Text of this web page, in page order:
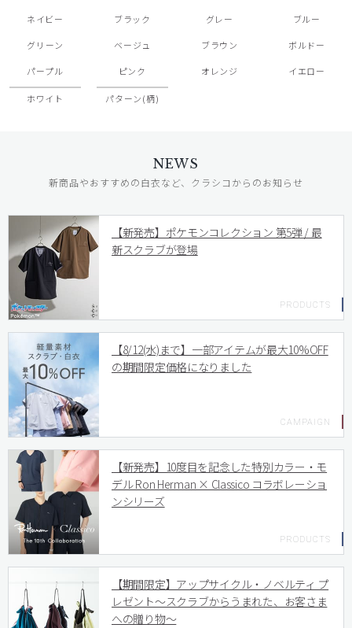
ネイビー ブラック グレー ブルー
グリーン ベージュ ブラウン ボルドー
パープル ピンク オレンジ イエロー
ホワイト パターン(柄)
NEWS
新商品やおすすめの白衣など、クラシコからのお知らせ
【新発売】ポケモンコレクション 第5弾 / 最
新スクラブが登場
【8/12(水)まで】一部アイテムが最大10%OFF
の期間限定価格になりました
【新発売】10度目を記念した特別カラー・モ
デル Ron Herman × Classico コラボレーショ
ンシリーズ
【期間限定】アップサイクル・ノベルティ プ
レゼント〜スクラブからうまれた、お客さま
への贈り物〜